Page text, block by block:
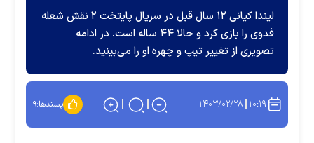
لیندا کیانی ۱۲ سال قبل در سریال پایتخت ۲ نقش شعله
فدوی را بازی کرد و حالا ۴۴ ساله است. در ادامه
تصویری از تغییر تیپ و چهره او را می‌بینید.
۱۰:۱۹ ۱۴۰۳/۰۲/۲۸ پسندها:۹